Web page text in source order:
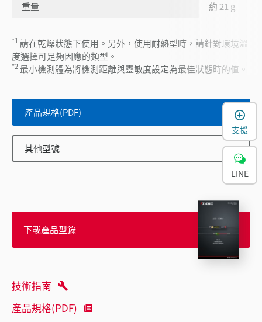
重量 約 21 g
*1請在乾燥狀態下使用。另外，使用耐熱型時，請針對環境溫
度選擇可足夠因應的類型。
*2 最小檢測體為將檢測距離與靈敏度設定為最佳狀態時的值。
產品規格(PDF)
其他型號
下載產品型錄
技術指南
產品規格(PDF)
支援
LINE